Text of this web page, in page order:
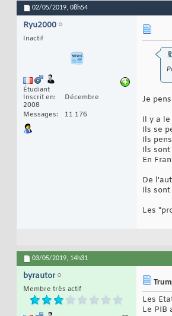
02/05/2019, 08h54
Ryu2000
Inactif
Étudiant
Inscrit en
Décembre
2008
Messages
11 176
Je
Il y a
Ils se
Ils
Ils
En
De
Ils
Les
03/05/2019, 14h31
byrautor
Membre très actif
Les
Le PIB